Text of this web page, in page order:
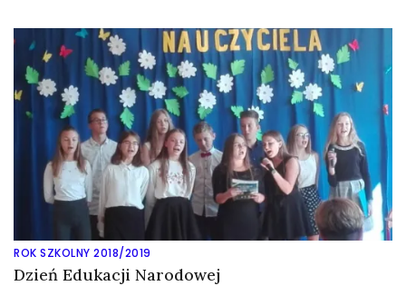
ROK SZKOLNY 2018/2019
Dzień Edukacji Narodowej